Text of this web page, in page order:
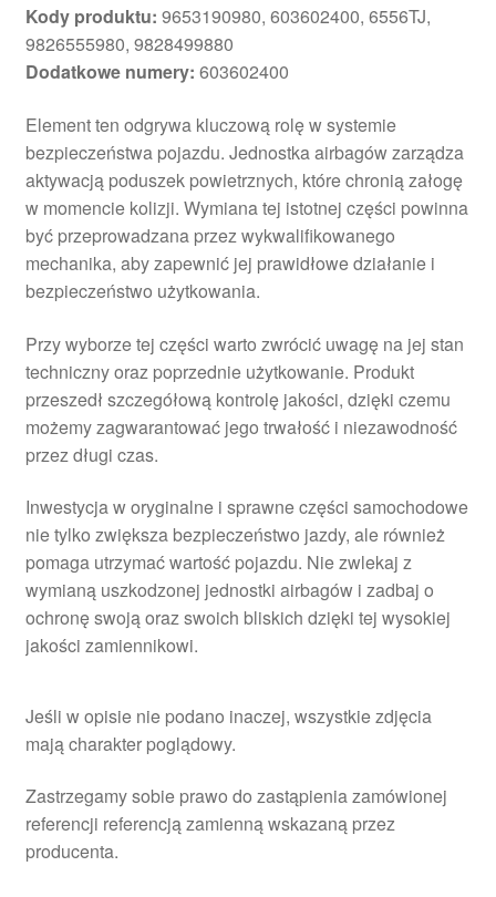
Kody produktu: 9653190980, 603602400, 6556TJ,
9826555980, 9828499880
Dodatkowe numery: 603602400
Element ten odgrywa kluczową rolę w systemie
bezpieczeństwa pojazdu. Jednostka airbagów zarządza
aktywacją poduszek powietrznych, które chronią załogę
w momencie kolizji. Wymiana tej istotnej części powinna
być przeprowadzana przez wykwalifikowanego
mechanika, aby zapewnić jej prawidłowe działanie i
bezpieczeństwo użytkowania.
Przy wyborze tej części warto zwrócić uwagę na jej stan
techniczny oraz poprzednie użytkowanie. Produkt
przeszedł szczegółową kontrolę jakości, dzięki czemu
możemy zagwarantować jego trwałość i niezawodność
przez długi czas.
Inwestycja w oryginalne i sprawne części samochodowe
nie tylko zwiększa bezpieczeństwo jazdy, ale również
pomaga utrzymać wartość pojazdu. Nie zwlekaj z
wymianą uszkodzonej jednostki airbagów i zadbaj o
ochronę swoją oraz swoich bliskich dzięki tej wysokiej
jakości zamiennikowi.
Jeśli w opisie nie podano inaczej, wszystkie zdjęcia
mają charakter poglądowy.
Zastrzegamy sobie prawo do zastąpienia zamówionej
referencji referencją zamienną wskazaną przez
producenta.